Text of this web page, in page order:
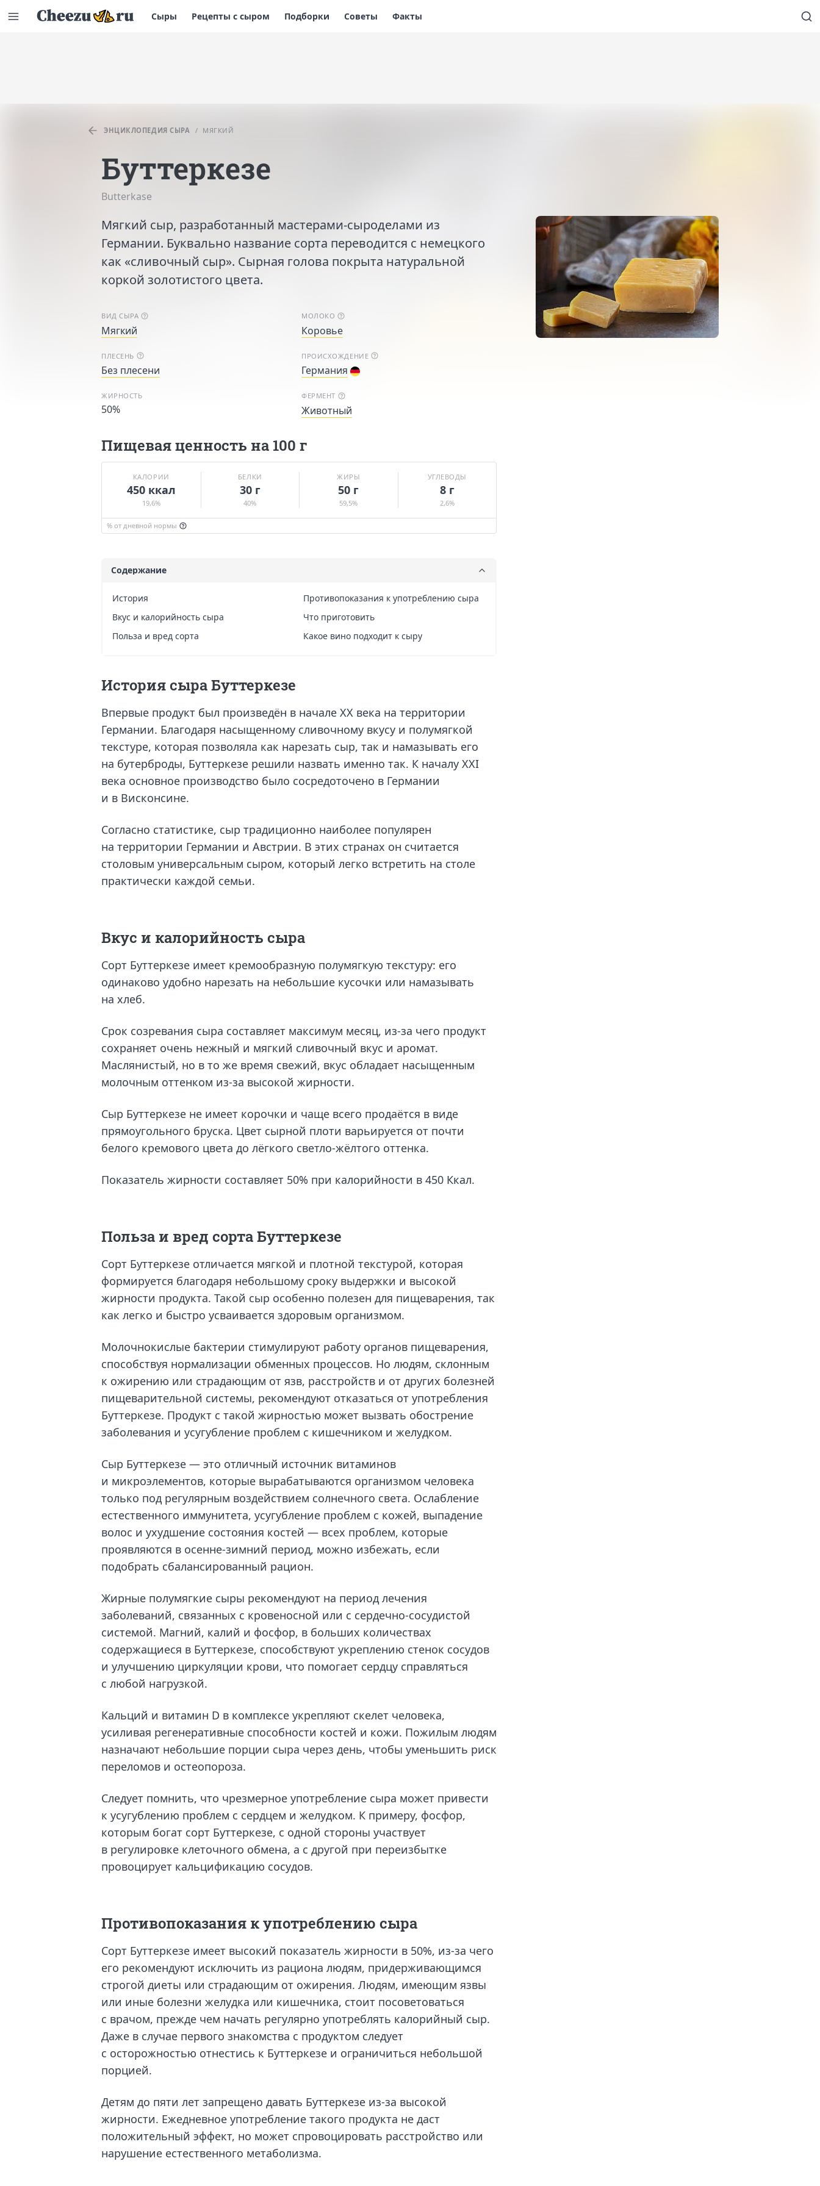
Сыры Рецепты с сыром Подборки Советы Факты
ЭНЦИКЛОПЕДИЯ СЫРА / МЯГКИЙ
Буттеркезе
Butterkase
Мягкий сыр, разработанный мастерами-сыроделами из
Германии. Буквально название сорта переводится с немецкого
как «сливочный сыр». Сырная голова покрыта натуральной
коркой золотистого цвета.
ВИД СЫРА
Мягкий
МОЛОКО
Коровье
ПЛЕСЕНЬ
Без плесени
ПРОИСХОЖДЕНИЕ
Германия
ЖИРНОСТЬ
50%
ФЕРМЕНТ
Животный
Пищевая ценность на 100 г
КАЛОРИИ
450 ккал
19,6%
БЕЛКИ
30 г
40%
ЖИРЫ
50 г
59,5%
УГЛЕВОДЫ
8 г
2,6%
% от дневной нормы
Содержание
История
Вкус и калорийность сыра
Польза и вред сорта
Противопоказания к употреблению сыра
Что приготовить
Какое вино подходит к сыру
История сыра Буттеркезе
Впервые продукт был произведён в начале XX века на территории
Германии. Благодаря насыщенному сливочному вкусу и полумягкой
текстуре, которая позволяла как нарезать сыр, так и намазывать его
на бутерброды, Буттеркезе решили назвать именно так. К началу XXI
века основное производство было сосредоточено в Германии
и в Висконсине.
Согласно статистике, сыр традиционно наиболее популярен
на территории Германии и Австрии. В этих странах он считается
столовым универсальным сыром, который легко встретить на столе
практически каждой семьи.
Вкус и калорийность сыра
Сорт Буттеркезе имеет кремообразную полумягкую текстуру: его
одинаково удобно нарезать на небольшие кусочки или намазывать
на хлеб.
Срок созревания сыра составляет максимум месяц, из-за чего продукт
сохраняет очень нежный и мягкий сливочный вкус и аромат.
Маслянистый, но в то же время свежий, вкус обладает насыщенным
молочным оттенком из-за высокой жирности.
Сыр Буттеркезе не имеет корочки и чаще всего продаётся в виде
прямоугольного бруска. Цвет сырной плоти варьируется от почти
белого кремового цвета до лёгкого светло-жёлтого оттенка.
Показатель жирности составляет 50% при калорийности в 450 Ккал.
Польза и вред сорта Буттеркезе
Сорт Буттеркезе отличается мягкой и плотной текстурой, которая
формируется благодаря небольшому сроку выдержки и высокой
жирности продукта. Такой сыр особенно полезен для пищеварения, так
как легко и быстро усваивается здоровым организмом.
Молочнокислые бактерии стимулируют работу органов пищеварения,
способствуя нормализации обменных процессов. Но людям, склонным
к ожирению или страдающим от язв, расстройств и от других болезней
пищеварительной системы, рекомендуют отказаться от употребления
Буттеркезе. Продукт с такой жирностью может вызвать обострение
заболевания и усугубление проблем с кишечником и желудком.
Сыр Буттеркезе — это отличный источник витаминов
и микроэлементов, которые вырабатываются организмом человека
только под регулярным воздействием солнечного света. Ослабление
естественного иммунитета, усугубление проблем с кожей, выпадение
волос и ухудшение состояния костей — всех проблем, которые
проявляются в осенне-зимний период, можно избежать, если
подобрать сбалансированный рацион.
Жирные полумягкие сыры рекомендуют на период лечения
заболеваний, связанных с кровеносной или с сердечно-сосудистой
системой. Магний, калий и фосфор, в больших количествах
содержащиеся в Буттеркезе, способствуют укреплению стенок сосудов
и улучшению циркуляции крови, что помогает сердцу справляться
с любой нагрузкой.
Кальций и витамин D в комплексе укрепляют скелет человека,
усиливая регенеративные способности костей и кожи. Пожилым людям
назначают небольшие порции сыра через день, чтобы уменьшить риск
переломов и остеопороза.
Следует помнить, что чрезмерное употребление сыра может привести
к усугублению проблем с сердцем и желудком. К примеру, фосфор,
которым богат сорт Буттеркезе, с одной стороны участвует
в регулировке клеточного обмена, а с другой при переизбытке
провоцирует кальцификацию сосудов.
Противопоказания к употреблению сыра
Сорт Буттеркезе имеет высокий показатель жирности в 50%, из-за чего
его рекомендуют исключить из рациона людям, придерживающимся
строгой диеты или страдающим от ожирения. Людям, имеющим язвы
или иные болезни желудка или кишечника, стоит посоветоваться
с врачом, прежде чем начать регулярно употреблять калорийный сыр.
Даже в случае первого знакомства с продуктом следует
с осторожностью отнестись к Буттеркезе и ограничиться небольшой
порцией.
Детям до пяти лет запрещено давать Буттеркезе из-за высокой
жирности. Ежедневное употребление такого продукта не даст
положительный эффект, но может спровоцировать расстройство или
нарушение естественного метаболизма.